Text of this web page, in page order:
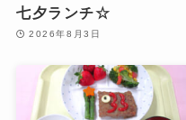
七夕ランチ☆
2026年8月3日